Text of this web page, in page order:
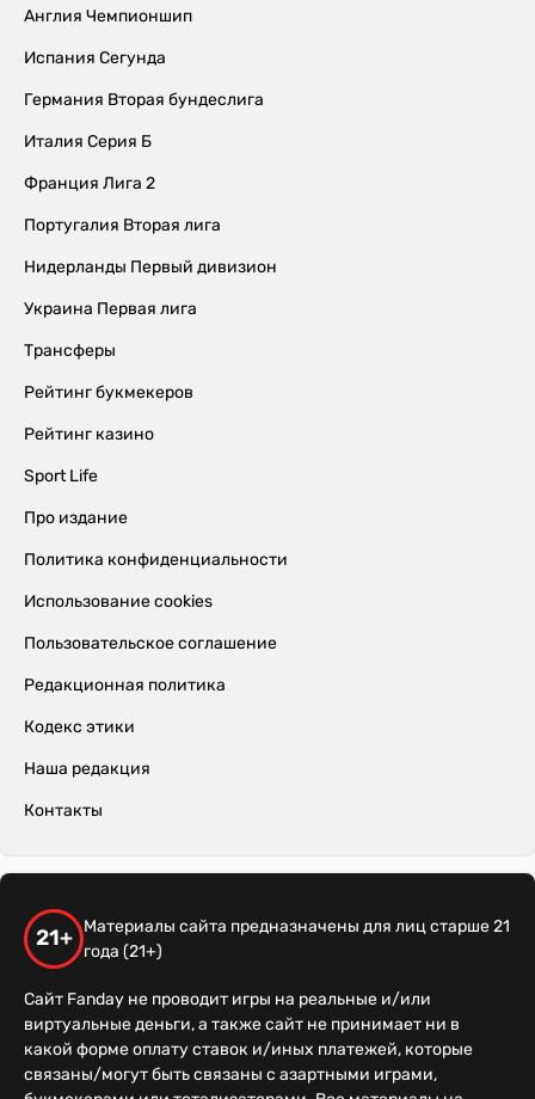
Англия Чемпионшип
Испания Сегунда
Германия Вторая бундеслига
Италия Серия Б
Франция Лига 2
Португалия Вторая лига
Нидерланды Первый дивизион
Украина Первая лига
Трансферы
Рейтинг букмекеров
Рейтинг казино
Sport Life
Про издание
Политика конфиденциальности
Использование cookies
Пользовательское соглашение
Редакционная политика
Кодекс этики
Наша редакция
Контакты
21+
Материалы сайта предназначены для лиц старше 21
года (21+)
Сайт Fanday не проводит игры на реальные и/или
виртуальные деньги, а также сайт не принимает ни в
какой форме оплату ставок и/иных платежей, которые
связаны/могут быть связаны с азартными играми,